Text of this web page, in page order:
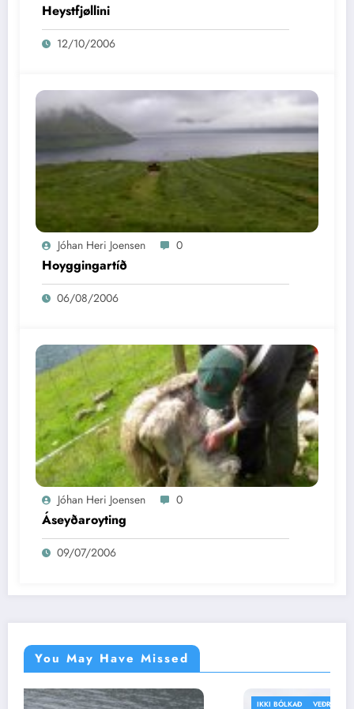
Heystfjøllini
12/10/2006
Jóhan Heri Joensen 0
Hoyggingartíð
06/08/2006
Jóhan Heri Joensen 0
Áseyðaroyting
09/07/2006
You May Have Missed
IKKI BÓLKAÐ VEÐRIÐ